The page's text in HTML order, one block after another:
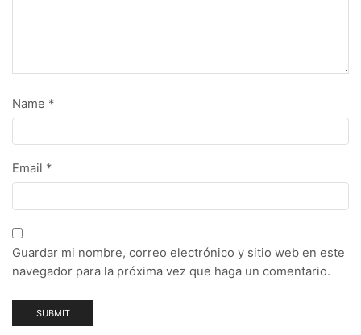
Name *
Email *
Guardar mi nombre, correo electrónico y sitio web en este
navegador para la próxima vez que haga un comentario.